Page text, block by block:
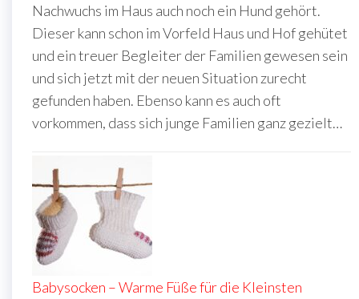
Nachwuchs im Haus auch noch ein Hund gehört.
Dieser kann schon im Vorfeld Haus und Hof gehütet
und ein treuer Begleiter der Familien gewesen sein
und sich jetzt mit der neuen Situation zurecht
gefunden haben. Ebenso kann es auch oft
vorkommen, dass sich junge Familien ganz gezielt…
Babysocken – Warme Füße für die Kleinsten